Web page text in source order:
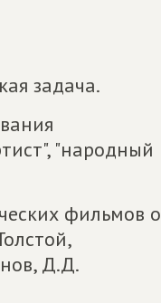
задача.
"народный
фильмов о
Д.Д.